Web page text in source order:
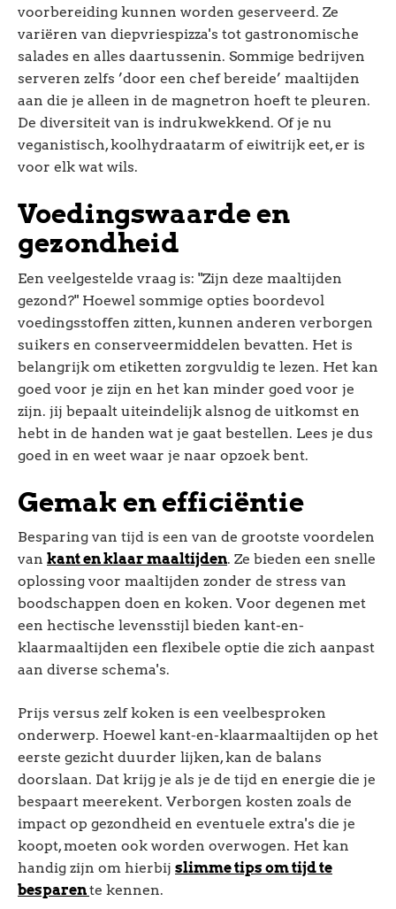
voorbereiding kunnen worden geserveerd. Ze
variëren van diepvriespizza's tot gastronomische
salades en alles daartussenin. Sommige bedrijven
serveren zelfs ’door een chef bereide’ maaltijden
aan die je alleen in de magnetron hoeft te pleuren.
De diversiteit van is indrukwekkend. Of je nu
veganistisch, koolhydraatarm of eiwitrijk eet, er is
voor elk wat wils.
Voedingswaarde en
gezondheid
Een veelgestelde vraag is: "Zijn deze maaltijden
gezond?" Hoewel sommige opties boordevol
voedingsstoffen zitten, kunnen anderen verborgen
suikers en conserveermiddelen bevatten. Het is
belangrijk om etiketten zorgvuldig te lezen. Het kan
goed voor je zijn en het kan minder goed voor je
zijn. jij bepaalt uiteindelijk alsnog de uitkomst en
hebt in de handen wat je gaat bestellen. Lees je dus
goed in en weet waar je naar opzoek bent.
Gemak en efficiëntie
Besparing van tijd is een van de grootste voordelen
van kant en klaar maaltijden. Ze bieden een snelle
oplossing voor maaltijden zonder de stress van
boodschappen doen en koken. Voor degenen met
een hectische levensstijl bieden kant-en-
klaarmaaltijden een flexibele optie die zich aanpast
aan diverse schema's.
Prijs versus zelf koken is een veelbesproken
onderwerp. Hoewel kant-en-klaarmaaltijden op het
eerste gezicht duurder lijken, kan de balans
doorslaan. Dat krijg je als je de tijd en energie die je
bespaart meerekent. Verborgen kosten zoals de
impact op gezondheid en eventuele extra's die je
koopt, moeten ook worden overwogen. Het kan
handig zijn om hierbij slimme tips om tijd te
besparente kennen.